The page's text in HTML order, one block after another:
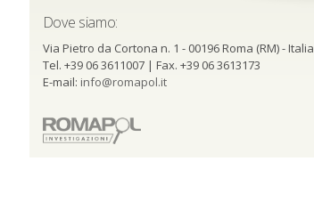
Dove siamo:
Via Pietro da Cortona n. 1 - 00196 Roma (RM) - Italia
Tel. +39 06 3611007 | Fax. +39 06 3613173
E-mail: info@romapol.it